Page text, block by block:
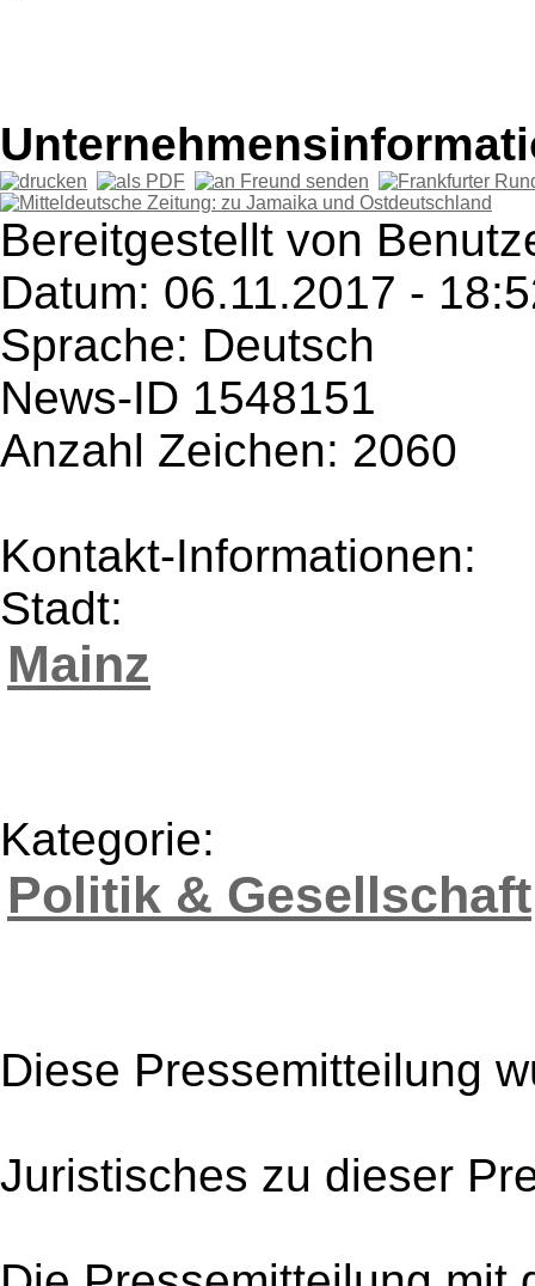
Bereitgestellt von
Datum: 06.11.2017 -
Sprache: Deutsch
News-ID 1548151
Anzahl Zeichen: 2060
Kontakt-Informationen:
Stadt:
Mainz
Kategorie:
Politik & Gesellschaft
Diese Pressemitteilung
Juristisches zu dieser